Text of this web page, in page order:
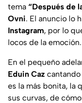
tema “Después de
Ovni. El anuncio lo
Instagram, por lo
locos de la emoción.
En el pequeño
Eduin Caz cantando
es la más bonita, la
sus curvas, de